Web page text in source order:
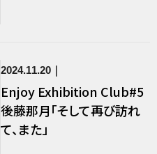
2024.11.20
Enjoy Exhibition Club#5
後藤那月「そして再び訪れ
て、また」